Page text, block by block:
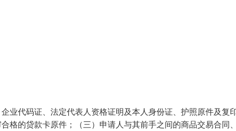
业代码证、法定代表人资格证明及本人身份证、护照原件及复
格的贷款卡原件；（三）申请人与其前手之间的商品交易合同